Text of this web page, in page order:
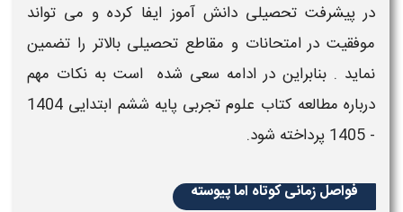
درپیشرفت تحصیلیدانش آموز ایفا کرده و می تواند
موفقیت در امتحانات و مقاطع تحصیلی بالاتر را تضمین
نماید . بنابراین در ادامه سعی شده است به نکات مهم
درباره مطالعه کتاب علوم تجربی پایه ششم ابتدایی 1404
- 1405
پرداخته شود.
فواصل زمانی کوتاه اما پیوسته